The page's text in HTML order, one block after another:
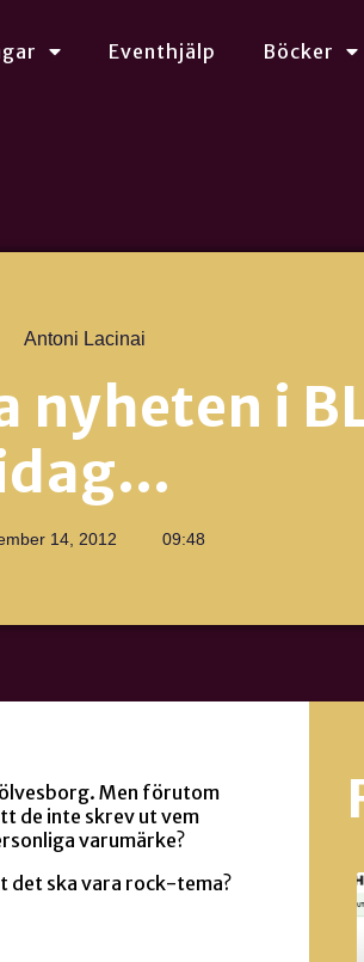
Eventhjälp Böcker
Antoni Lacinai
nyheten i
14, 2012 09:48
Men förutom
de inte skrev ut vem
varumärke?
det ska vara rock-tema?